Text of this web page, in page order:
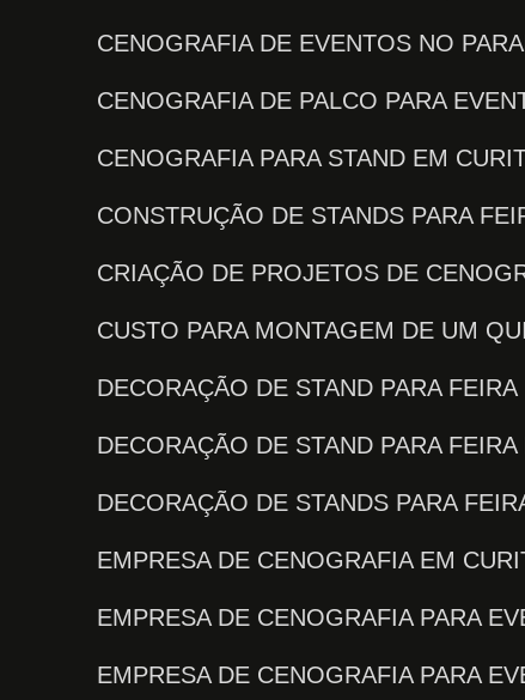
CENOGRAFIA DE EVENTOS NO
CENOGRAFIA DE PALCO PARA
CENOGRAFIA PARA STAND EM
CONSTRUÇÃO DE STANDS PARA
CRIAÇÃO DE PROJETOS DE
CUSTO PARA MONTAGEM DE UM
DECORAÇÃO DE STAND PARA FEIRA
DECORAÇÃO DE STAND PARA
DECORAÇÃO DE STANDS PARA
EMPRESA DE CENOGRAFIA EM
EMPRESA DE CENOGRAFIA PARA
EMPRESA DE CENOGRAFIA PARA